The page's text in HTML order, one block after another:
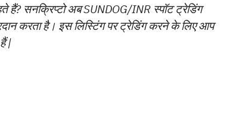
हैं? सनक्रिप्टो अब SUNDOG/INR स्पॉट ट्रेडिंग
करता है। इस लिस्टिंग पर ट्रेडिंग करने के लिए आप
|